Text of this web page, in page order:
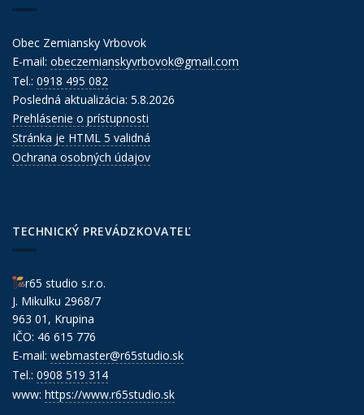
Obec Zemiansky Vrbovok
E-mail: obeczemianskyvrbovok@gmail.com
Tel.: 0918 495 082
Posledná aktualizácia: 5.8.2026
Prehlásenie o prístupnosti
Stránka je HTML 5 validná
Ochrana osobných údajov
TECHNICKÝ PREVÁDZKOVATEĽ
r65 studio s.r.o.
J. Mikulku 2968/7
963 01, Krupina
IČO: 46 615 776
E-mail: webmaster@r65studio.sk
Tel.: 0908 519 314
www: https://www.r65studio.sk